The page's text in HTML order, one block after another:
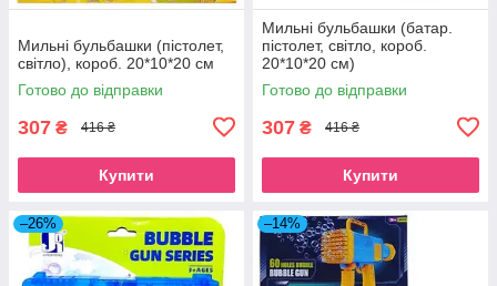
Мильні бульбашки (пістолет,
світло), короб. 20*10*20 см
Готово до відправки
307 ₴ 416 ₴
Купити
Мильні бульбашки (батар.
пістолет, світло, короб.
20*10*20 см)
Готово до відправки
307 ₴ 416 ₴
Купити
–26% –14%